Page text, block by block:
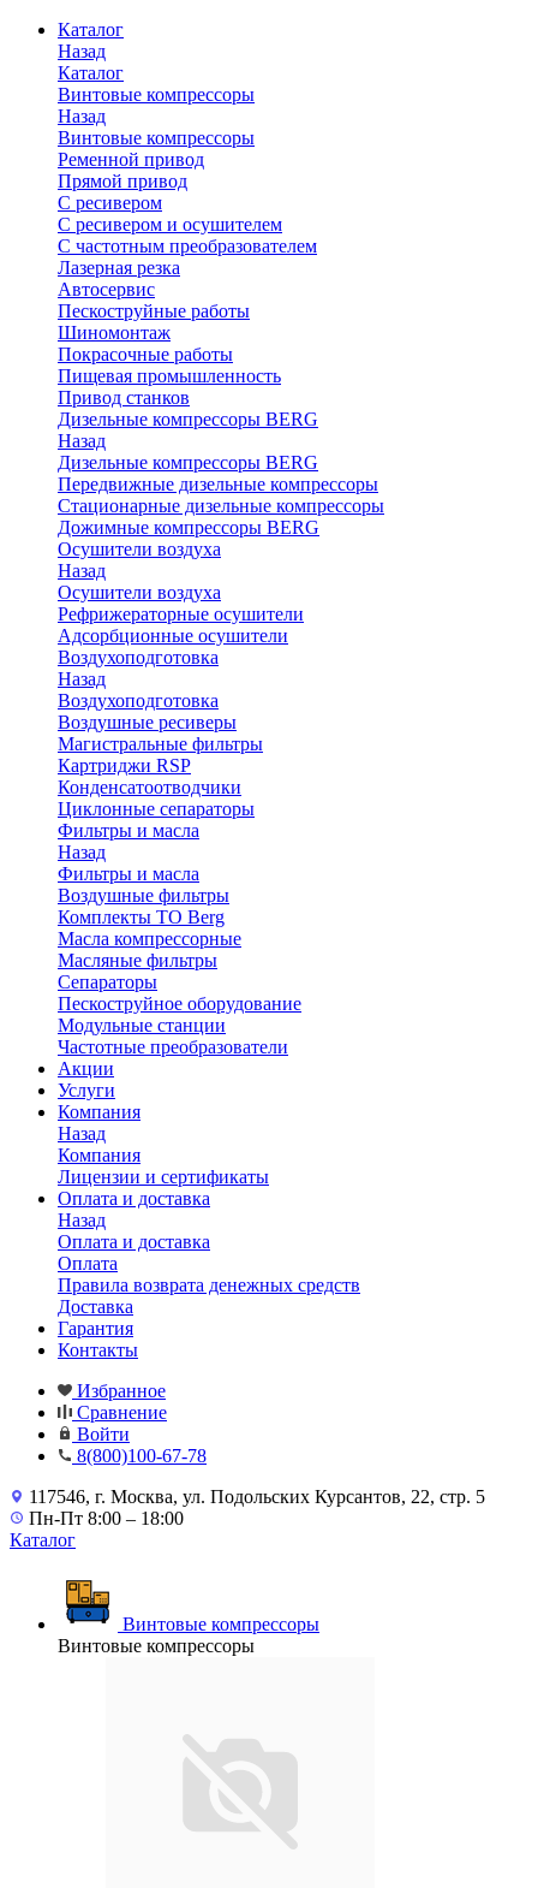
Каталог
Назад
Каталог
Винтовые компрессоры
Назад
Винтовые компрессоры
Ременной привод
Прямой привод
С ресивером
С ресивером и осушителем
С частотным преобразователем
Лазерная резка
Автосервис
Пескоструйные работы
Шиномонтаж
Покрасочные работы
Пищевая промышленность
Привод станков
Дизельные компрессоры BERG
Назад
Дизельные компрессоры BERG
Передвижные дизельные компрессоры
Стационарные дизельные компрессоры
Дожимные компрессоры BERG
Осушители воздуха
Назад
Осушители воздуха
Рефрижераторные осушители
Адсорбционные осушители
Воздухоподготовка
Назад
Воздухоподготовка
Воздушные ресиверы
Магистральные фильтры
Картриджи RSP
Конденсатоотводчики
Циклонные сепараторы
Фильтры и масла
Назад
Фильтры и масла
Воздушные фильтры
Комплекты ТО Berg
Масла компрессорные
Масляные фильтры
Сепараторы
Пескоструйное оборудование
Модульные станции
Частотные преобразователи
Акции
Услуги
Компания
Назад
Компания
Лицензии и сертификаты
Оплата и доставка
Назад
Оплата и доставка
Оплата
Правила возврата денежных средств
Доставка
Гарантия
Контакты
Избранное
Сравнение
Войти
8(800)100-67-78
117546, г. Москва, ул. Подольских Курсантов, 22, стр. 5
Пн-Пт 8:00 – 18:00
Каталог
Винтовые компрессоры
Винтовые компрессоры